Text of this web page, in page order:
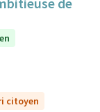
citoyen